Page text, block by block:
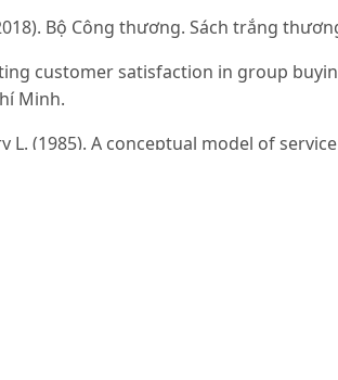
Bộ Công thương. Sách trắng
customer satisfaction in group
Minh.
L. (1985). A conceptual model of